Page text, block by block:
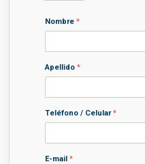
Nombre *
Apellido *
Teléfono / Celular *
E-mail *